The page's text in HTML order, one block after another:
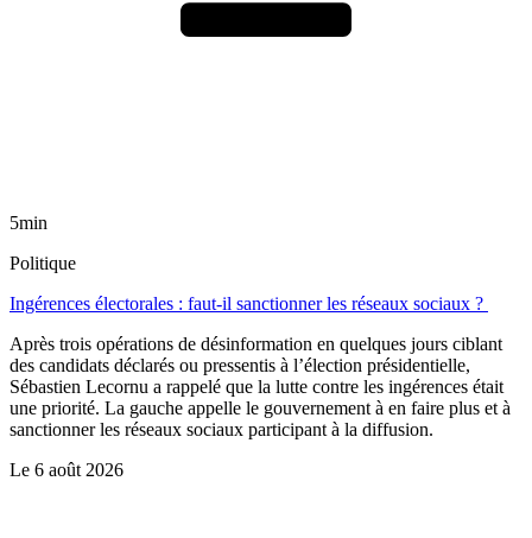
5min
Politique
Ingérences électorales : faut-il sanctionner les réseaux sociaux ?
Après trois opérations de désinformation en quelques jours ciblant
des candidats déclarés ou pressentis à l’élection présidentielle,
Sébastien Lecornu a rappelé que la lutte contre les ingérences était
une priorité. La gauche appelle le gouvernement à en faire plus et à
sanctionner les réseaux sociaux participant à la diffusion.
Le 6 août 2026